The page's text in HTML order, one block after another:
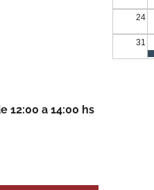
12:00 a 14:00 hs
24
31